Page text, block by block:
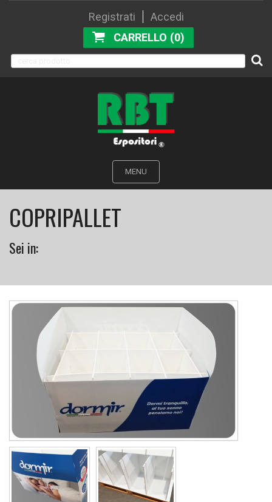
Registrati
Accedi
CARRELLO (0)
MENU
COPRIPALLET
Sei in: